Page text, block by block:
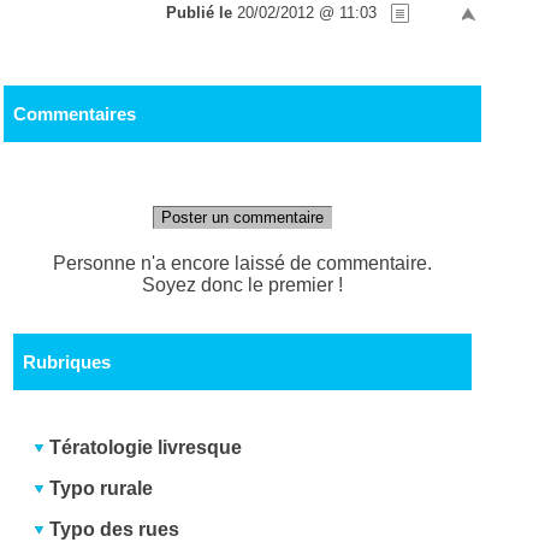
Publié le 20/02/2012 @ 11:03
Commentaires
Poster un commentaire
Personne n'a encore laissé de commentaire.
Soyez donc le premier !
Rubriques
Tératologie livresque
Typo rurale
Typo des rues